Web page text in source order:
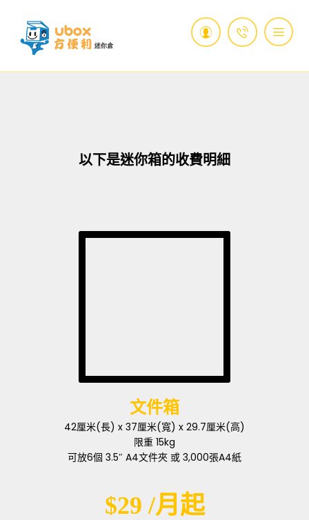
以下是迷你箱的收費明細
文件箱
42厘米(長) x 37厘米(寬) x 29.7厘米(高)
限重 15kg
可放6個 3.5″ A4文件夾 或 3,000張A4紙
$29 /月起